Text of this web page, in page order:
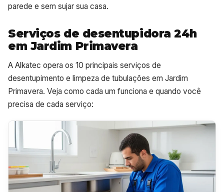
parede e sem sujar sua casa.
Serviços de desentupidora 24h
em Jardim Primavera
A Alkatec opera os 10 principais serviços de
desentupimento e limpeza de tubulações em Jardim
Primavera. Veja como cada um funciona e quando você
precisa de cada serviço: